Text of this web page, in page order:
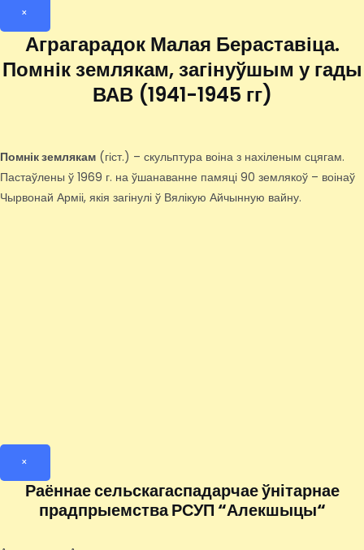
×
Аграгарадок Малая Бераставіца.
Помнік землякам, загінуўшым у гады
ВАВ (1941-1945 гг)
Помнік землякам (гіст.) – скульптура воіна з нахіленым сцягам.
Пастаўлены ў 1969 г. на ўшанаванне памяці 90 землякоў – воінаў
Чырвонай Арміі, якія загінулі ў Вялікую Айчынную вайну.
×
Раённае сельскагаспадарчае ўнітарнае
прадпрыемства РСУП “Алекшыцы“